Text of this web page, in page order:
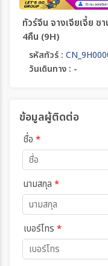
ทัวร์จีน จางเจียเจี้ย ซ
4คืน (9H)
รหัสทัวร์ :
วันเดินทาง : -
ข้อมูลผู้ติดต่อ
ชื่อ *
นามสกุล *
เบอร์โทร *